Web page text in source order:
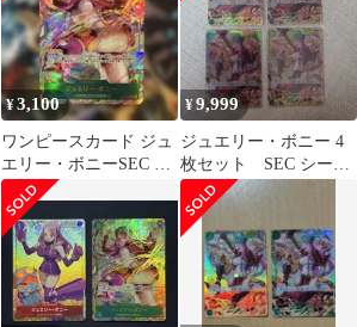
¥3,100
ワンピースカード ジュ
エリー・ボニーSEC パ
ラレル OP12-118 師弟
の絆
¥9,999
ジュエリー・ボニー 4
枚セット SEC シーク
レット OP12-118